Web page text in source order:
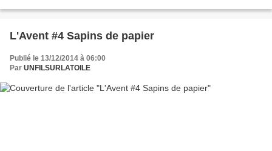
L'Avent #4 Sapins de papier
Publié le 13/12/2014 à 06:00
Par UNFILSURLATOILE